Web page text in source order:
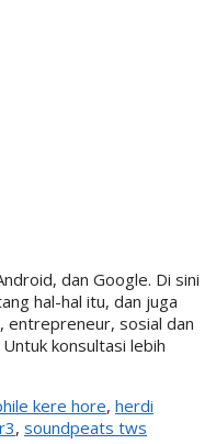
dan Google. Di sini
hal-hal itu, dan juga
entrepreneur, sosial dan
Untuk konsultasi lebih
kere hore, herdi
, soundpeats tws